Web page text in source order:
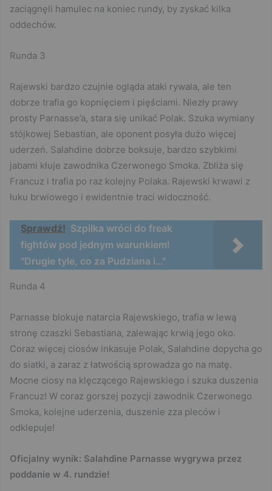
zaciągnęli hamulec na koniec rundy, by zyskać kilka
oddechów.
Runda 3
Rajewski bardzo czujnie ogląda ataki rywala, ale ten
dobrze trafia go kopnięciem i pięściami. Niezły prawy
prosty Parnasse’a, stara się unikać Polak. Szuka wymiany
stójkowej Sebastian, ale oponent posyła dużo więcej
uderzeń. Salahdine dobrze boksuje, bardzo szybkimi
jabami kłuje zawodnika Czerwonego Smoka. Zbliża się
Francuz i trafia po raz kolejny Polaka. Rajewski krwawi z
łuku brwiowego i ewidentnie traci widoczność.
Sprawdź! Szpilka wróci do freak
fightów pod jednym warunkiem!
"Drugie tyle, co za Pudziana i…"
Runda 4
Parnasse blokuje natarcia Rajewskiego, trafia w lewą
stronę czaszki Sebastiana, zalewając krwią jego oko.
Coraz więcej ciosów inkasuje Polak, Salahdine dopycha go
do siatki, a zaraz z łatwością sprowadza go na matę.
Mocne ciosy na klęczącego Rajewskiego i szuka duszenia
Francuz! W coraz gorszej pozycji zawodnik Czerwonego
Smoka, kolejne uderzenia, duszenie zza pleców i
odklepuje!
Oficjalny wynik: Salahdine Parnasse wygrywa przez
poddanie w 4. rundzie!